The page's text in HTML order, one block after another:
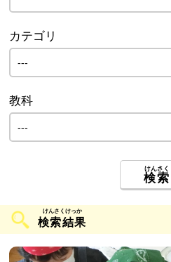
カテゴリ
教科
検索
検索結果